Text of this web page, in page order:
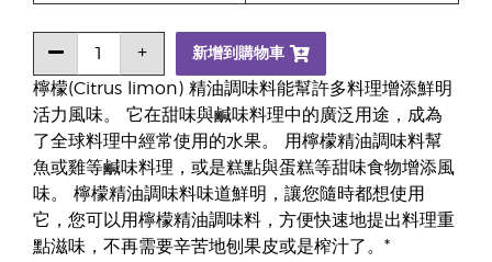
檸檬(Citrus limon) 精油調味料能幫許多料理增添鮮明
活力風味。 它在甜味與鹹味料理中的廣泛用途，成為
了全球料理中經常使用的水果。 用檸檬精油調味料幫
魚或雞等鹹味料理，或是糕點與蛋糕等甜味食物增添風
味。 檸檬精油調味料味道鮮明，讓您隨時都想使用
它，您可以用檸檬精油調味料，方便快速地提出料理重
點滋味，不再需要辛苦地刨果皮或是榨汁了。*
新增到購物車